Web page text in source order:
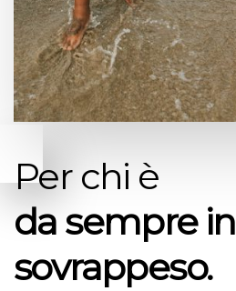
Per chi è
da sempre in
sovrappeso.